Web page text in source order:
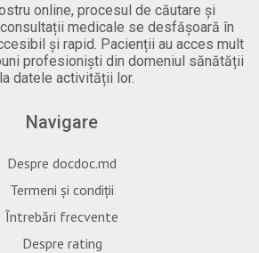
online, procesul de căutare și
medicale se desfășoară în
și rapid. Pacienții au acces mult
profesioniști din domeniul sănătății
datele activității lor.
Navigare
Despre docdoc.md
Termeni și condiții
Întrebări frecvente
Despre rating